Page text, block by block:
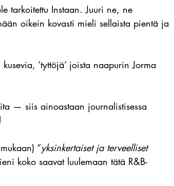
tarkoitettu Instaan. Juuri ne, ne
oikein kovasti mieli sellaista pientä ja
‘tyttöjä’ joista naapurin Jorma
— siis ainoastaan journalistisessa
“yksinkertaiset ja terveelliset
koko saavat luulemaan tätä R&B-